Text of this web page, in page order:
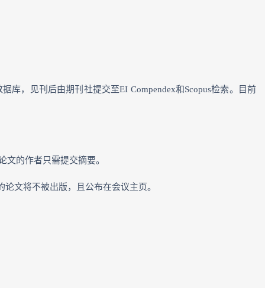
库，见刊后由期刊社提交至EI Compendex和Scopus检索。目前
的作者只需提交摘要。
文将不被出版，且公布在会议主页。